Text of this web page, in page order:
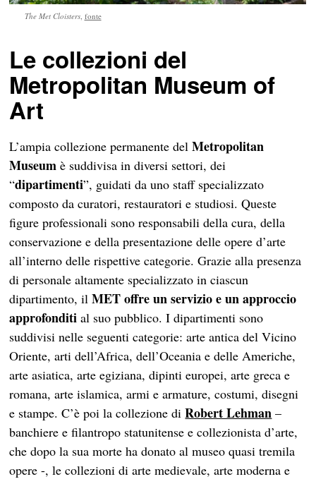
The Met Cloisters, fonte
Le collezioni del
Metropolitan Museum of
Art
L’ampia collezione permanente delMetropolitan
Museum è suddivisa in diversi settori, dei
“dipartimenti”, guidati da uno staff specializzato
composto da curatori, restauratori e studiosi. Queste
figure professionali sono responsabili della cura, della
conservazione e della presentazione delle opere d’arte
all’interno delle rispettive categorie. Grazie alla presenza
di personale altamente specializzato in ciascun
dipartimento, ilMET offre un servizio e un approccio
approfonditi al suo pubblico. I dipartimenti sono
suddivisi nelle seguenti categorie: arte antica del Vicino
Oriente, arti dell’Africa, dell’Oceania e delle Americhe,
arte asiatica, arte egiziana, dipinti europei, arte greca e
romana, arte islamica, armi e armature, costumi, disegni
e stampe. C’è poi la collezione diRobert Lehman –
banchiere e filantropo statunitense e collezionista d’arte,
che dopo la sua morte ha donato al museo quasi tremila
opere -, le collezioni di arte medievale, arte moderna e